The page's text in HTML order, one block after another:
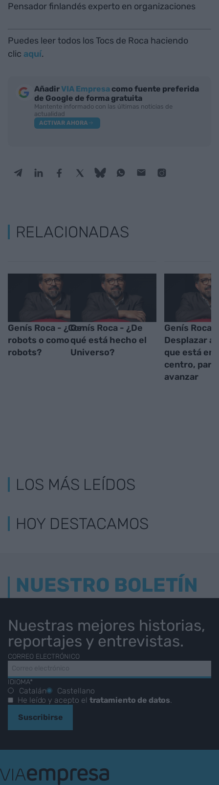
Pensador finlandés experto en organizaciones
Puedes leer todos los Tocs de Roca haciendo
clic aquí.
AñadirVIA Empresa como fuente preferida
de Google de forma gratuita
Mantente informado con las últimas noticias de
actualidad
ACTIVAR AHORA
RELACIONADAS
Genís Roca - ¿Con
robots o como
robots?
Genís Roca - ¿De
qué está hecho el
Universo?
Genís Roca -
Desplazar
que está en
centro, para
avanzar
LOS MÁS LEÍDOS
HOY DESTACAMOS
NUESTRO BOLETÍN
Nuestras mejores historias,
reportajes y entrevistas.
CORREO ELECTRÓNICO
IDIOMA*
Catalán
Castellano
He leído y acepto el tratamiento de datos
Suscribirse